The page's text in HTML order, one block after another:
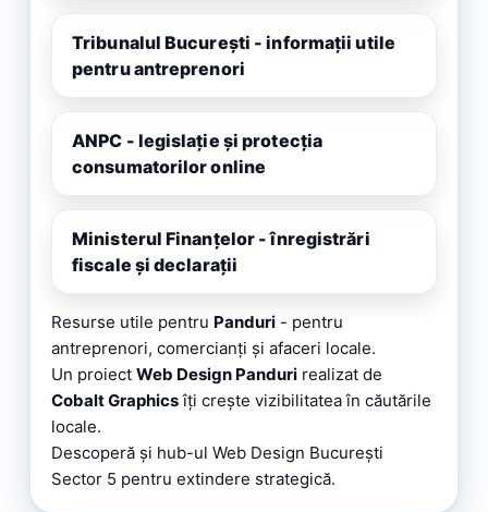
Tribunalul București - informații utile
pentru antreprenori
ANPC - legislație și protecția
consumatorilor online
Ministerul Finanțelor - înregistrări
fiscale și declarații
Resurse utile pentru Panduri - pentru
antreprenori, comercianți și afaceri locale.
Un proiect Web Design Panduri realizat de
Cobalt Graphicsîți crește vizibilitatea în căutările
locale.
Descoperă și hub-ul Web Design București
Sector 5 pentru extindere strategică.